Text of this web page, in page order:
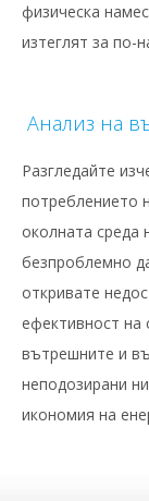
физическа
изтеглят за по-
Анализ на
Разгледайте
потреблението
околната среда
безпроблемно
откривате
ефективност на
вътрешните и
неподозирани
икономия на